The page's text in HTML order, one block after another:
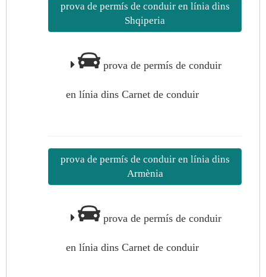
prova de permís de conduir en línia dins
Shqiperia
prova de permís de conduir
en línia dins Carnet de conduir
prova de permís de conduir en línia dins
Armènia
prova de permís de conduir
en línia dins Carnet de conduir